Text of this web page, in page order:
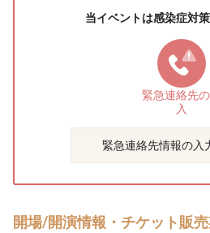
当イベントは感染症対
緊急連絡先の
入
緊急連絡先情報の入
開場/開演情報・チケット販